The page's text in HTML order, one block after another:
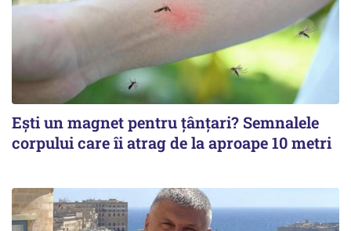
Ești un magnet pentru țânțari? Semnalele
corpului care îi atrag de la aproape 10 metri